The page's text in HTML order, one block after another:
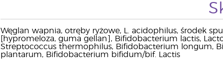
Węglan wapnia, otręby ryżowe, L. acidophilus, środek
[hypromeloza, guma gellan], Bifidobacterium lactis,
Streptococcus thermophilus, Bifidobacterium longum,
plantarum, Bifidobacterium bifidum/bif. Lactis